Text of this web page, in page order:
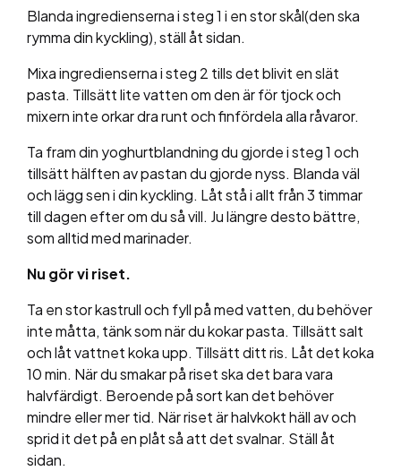
Blanda ingredienserna i steg 1 i en stor skål(den ska
rymma din kyckling), ställ åt sidan.
Mixa ingredienserna i steg 2 tills det blivit en slät
pasta. Tillsätt lite vatten om den är för tjock och
mixern inte orkar dra runt och finfördela alla råvaror.
Ta fram din yoghurtblandning du gjorde i steg 1 och
tillsätt hälften av pastan du gjorde nyss. Blanda väl
och lägg sen i din kyckling. Låt stå i allt från 3 timmar
till dagen efter om du så vill. Ju längre desto bättre,
som alltid med marinader.
Nu gör vi riset.
Ta en stor kastrull och fyll på med vatten, du behöver
inte måtta, tänk som när du kokar pasta. Tillsätt salt
och låt vattnet koka upp. Tillsätt ditt ris. Låt det koka
10 min. När du smakar på riset ska det bara vara
halvfärdigt. Beroende på sort kan det behöver
mindre eller mer tid. När riset är halvkokt häll av och
sprid it det på en plåt så att det svalnar. Ställ åt
sidan.